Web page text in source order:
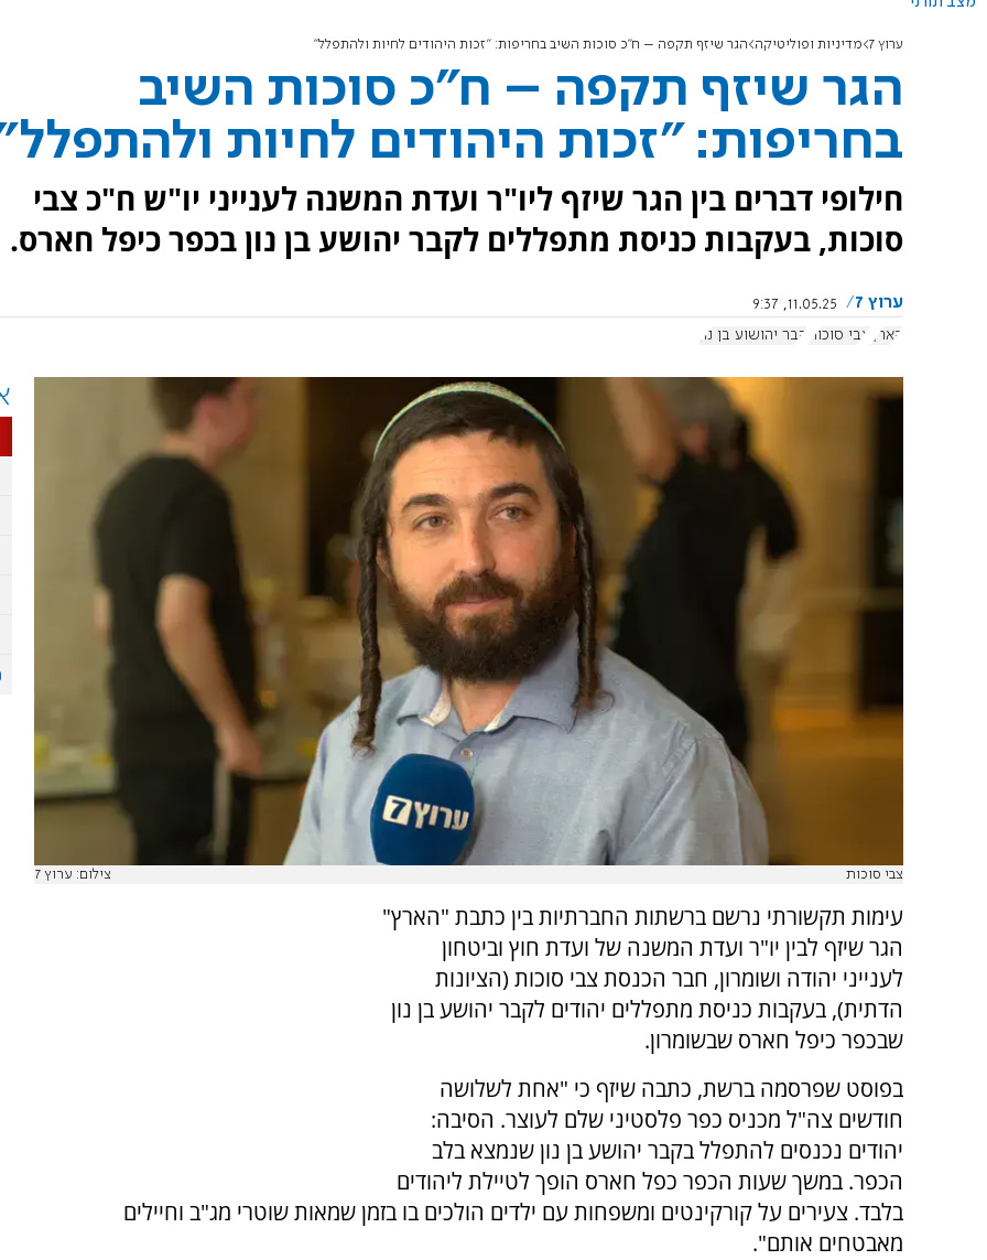
ערוץ 7 מדיניות ופוליטיקה הגר שיזף תקפה – ח"כ סוכות השיב בחריפות: "זכות היהודים לחיות ולהתפלל"
הגר שיזף תקפה – ח"כ סוכות השיב
בחריפות: "זכות היהודים לחיות
חילופי דברים בין הגר שיזף ליו"ר ועדת המשנה לענייני יו"ש ח"כ צבי
סוכות, בעקבות כניסת מתפללים לקבר יהושע בן נון בכפר כיפל חארס.
ערוץ 7
11.05.25, 9:37
הארץ צבי סוכות קבר יהושוע בן נון
צבי סוכות צילום: ערוץ 7
עימות תקשורתי נרשם ברשתות החברתיות בין כתבת "הארץ"
הגר שיזף לבין יו"ר ועדת המשנה של ועדת חוץ וביטחון
לענייני יהודה ושומרון, חבר הכנסת צבי סוכות (הציונות
הדתית), בעקבות כניסת מתפללים יהודים לקבר יהושע בן נון
שבכפר כיפל חארס שבשומרון.
בפוסט שפרסמה ברשת, כתבה שיזף כי "אחת לשלושה
חודשים צה"ל מכניס כפר פלסטיני שלם לעוצר. הסיבה:
יהודים נכנסים להתפלל בקבר יהושע בן נון שנמצא בלב
הכפר. במשך שעות הכפר כפל חארס הופך לטיילת ליהודים
בלבד. צעירים על קורקינטים ומשפחות עם ילדים הולכים בו בזמן שמאות שוטרי מג"ב וחיילים
מאבטחים אותם".